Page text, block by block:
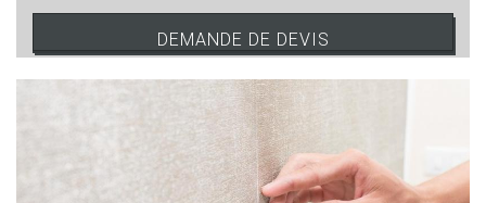
DEMANDE DE DEVIS